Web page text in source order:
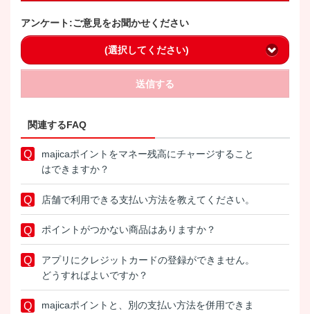
アンケート:ご意見をお聞かせください
(選択してください)
送信する
関連するFAQ
majicaポイントをマネー残高にチャージすること
はできますか？
店舗で利用できる支払い方法を教えてください。
ポイントがつかない商品はありますか？
アプリにクレジットカードの登録ができません。
どうすればよいですか？
majicaポイントと、別の支払い方法を併用できま